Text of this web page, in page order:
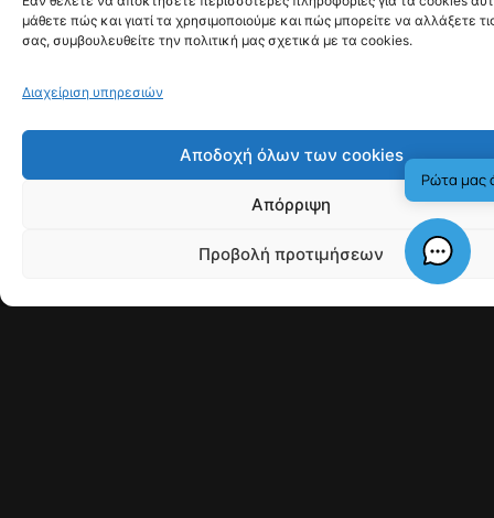
έως €75.000 ανά κλήση για φυσικά πρόσωπα και έως
€375.000 για εταιρείες. Προβλέπονται πάντως
εξαιρέσεις, όταν ο καταναλωτής έχει δώσει ρητή
την επιχείρηση και η επικοινωνία αφορά νέα εμπορική
προσφορά.
πιεστικών πρακτικών πωλήσεων όσο και στην
προστασία ευάλωτων πολιτών από παραπλανητικές ή
καταχρηστικές εμπορικές μεθόδους. Το νέο καθεστώς
προκαλεί πάντως ανησυχία στο Μαρόκο, όπου μεγάλο
μέρος των call centers εξυπηρετεί γαλλικές εταιρείες
και εκτιμάται ότι έως 50.000 θέσεις εργασίας μπορεί
Πηγή:France24